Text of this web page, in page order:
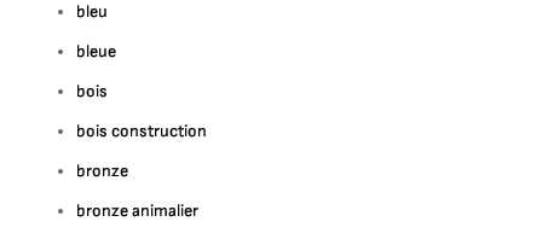
bleu
bleue
bois
bois construction
bronze
bronze animalier